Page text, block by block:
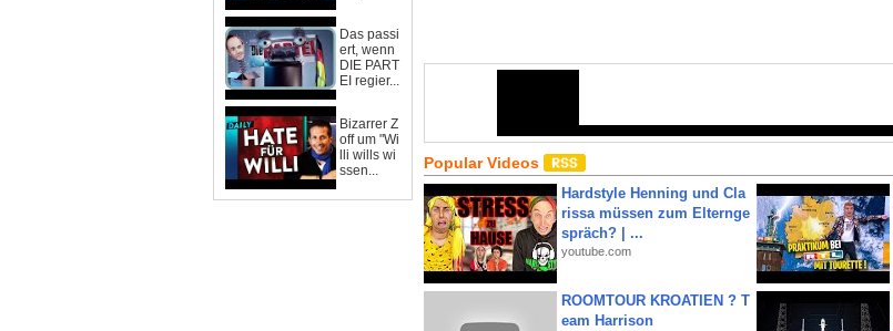
Das passi
ert, wenn
DIE PART
EI regier...
Bizarrer Z
off um "Wi
lli wills wi
ssen...
Popular Videos
Hardstyle Henning und Cla
rissa müssen zum Elternge
spräch? | ...
youtube.com
ROOMTOUR KROATIEN ? T
eam Harrison